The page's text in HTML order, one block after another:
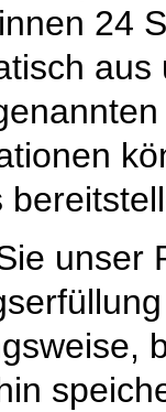
24
aus
unser